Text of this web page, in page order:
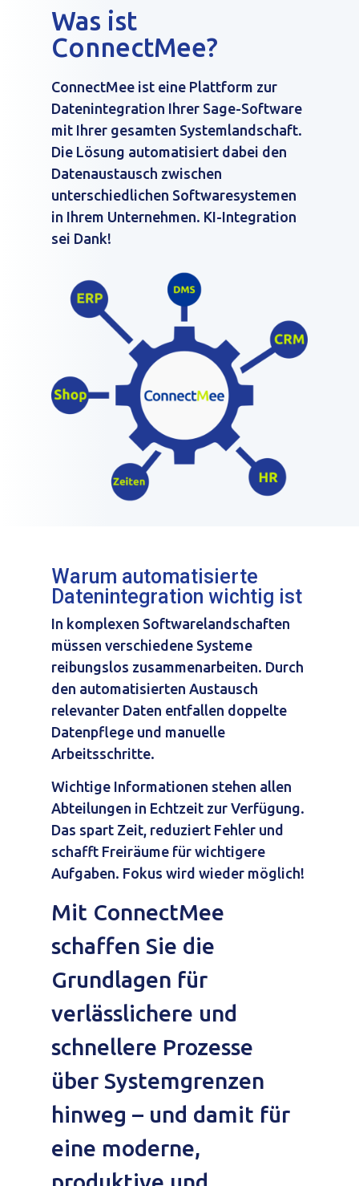
Was ist
ConnectMee?
ConnectMee ist eine Plattform zur
Datenintegration Ihrer Sage-Software
mit Ihrer gesamten Systemlandschaft.
Die Lösung automatisiert dabei den
Datenaustausch zwischen
unterschiedlichen Softwaresystemen
in Ihrem Unternehmen. KI-Integration
sei Dank!
Warum automatisierte
Datenintegration wichtig ist
In komplexen Softwarelandschaften
müssen verschiedene Systeme
reibungslos zusammenarbeiten. Durch
den automatisierten Austausch
relevanter Daten entfallen doppelte
Datenpflege und manuelle
Arbeitsschritte.
Wichtige Informationen stehen allen
Abteilungen in Echtzeit zur Verfügung.
Das spart Zeit, reduziert Fehler und
schafft Freiräume für wichtigere
Aufgaben. Fokus wird wieder möglich!
Mit ConnectMee
schaffen Sie die
Grundlagen für
verlässlichere und
schnellere Prozesse
über Systemgrenzen
hinweg – und damit für
eine moderne,